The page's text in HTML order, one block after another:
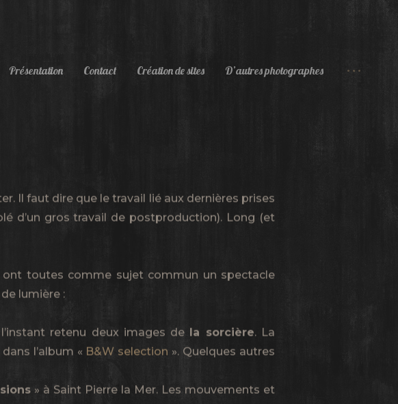
Présentation Contact Création de sites D’autres photographes
Il faut dire que le travail lié aux dernières prises
d’un gros travail de postproduction). Long (et
ont toutes comme sujet commun un spectacle
lumière :
retenu deux images de la sorcière. La
l’album « B&W selection ». Quelques autres
» à Saint Pierre la Mer. Les mouvements et